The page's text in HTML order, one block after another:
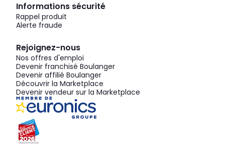
Informations sécurité
Rappel produit
Alerte fraude
Rejoignez-nous
Nos offres d'emploi
Devenir franchisé Boulanger
Devenir affilié Boulanger
Découvrir la Marketplace
Devenir vendeur sur la Marketplace